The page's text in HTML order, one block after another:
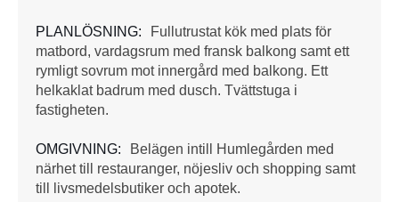
PLANLÖSNING:
Fullutrustat kök med plats för
matbord, vardagsrum med fransk balkong samt ett
rymligt sovrum mot innergård med balkong. Ett
helkaklat badrum med dusch. Tvättstuga i
fastigheten.
OMGIVNING:
Belägen intill Humlegården med
närhet till restauranger, nöjesliv och shopping samt
till livsmedelsbutiker och apotek.